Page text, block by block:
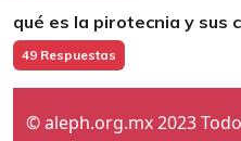
qué es la pirotecnia y sus
49 Respuestas
© aleph.org.mx 2023